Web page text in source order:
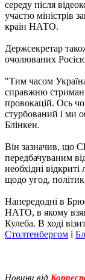
середу після
участю міністрів
країн НАТО.
Держсекретар
очолюваних Росією
"Тим часом
справжню
провокацій. Ось
стурбований і ми
Блінкен.
Він зазначив, що
передбачуваним
необхідні
щодо угод,
Напередодні в
НАТО, в якому
Кулеба. В ході
Столтенбергом і
Новини від